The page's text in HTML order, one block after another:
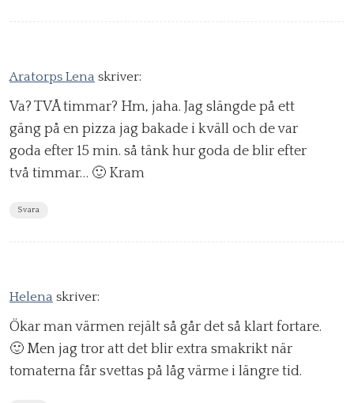
Aratorps Lena skriver:
Va? TVÅ timmar? Hm, jaha. Jag slängde på ett
gäng på en pizza jag bakade i kväll och de var
goda efter 15 min. så tänk hur goda de blir efter
två timmar… 🙂 Kram
Svara
Helena skriver:
Ökar man värmen rejält så går det så klart fortare.
🙂 Men jag tror att det blir extra smakrikt när
tomaterna får svettas på låg värme i längre tid.